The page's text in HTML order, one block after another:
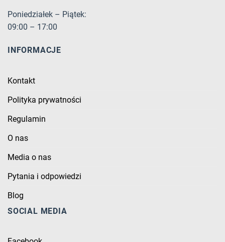
Poniedziałek – Piątek:
09:00 – 17:00
INFORMACJE
Kontakt
Polityka prywatności
Regulamin
O nas
Media o nas
Pytania i odpowiedzi
Blog
SOCIAL MEDIA